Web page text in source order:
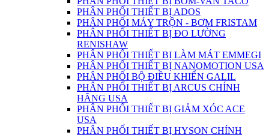
PHÂN PHỐI THIẾT BỊ ADOS
PHÂN PHỐI MÁY TRỘN - BƠM FRISTAM
PHÂN PHỐI THIẾT BỊ ĐO LƯỜNG
RENISHAW
PHÂN PHỐI THIẾT BỊ LÀM MÁT EMMEGI
PHÂN PHỐI THIẾT BỊ NANOMOTION USA
PHÂN PHỐI BỘ ĐIỀU KHIỂN GALIL
PHÂN PHỐI THIẾT BỊ ARCUS CHÍNH
HÃNG USA
PHÂN PHỐI THIẾT BỊ GIẢM XÓC ACE
USA
PHÂN PHỐI THIẾT BỊ HYSON CHÍNH